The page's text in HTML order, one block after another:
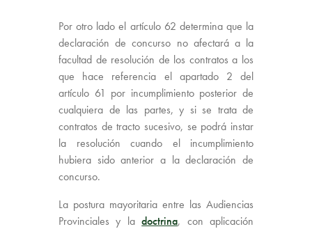
Por otro lado el artículo 62 determina que la
declaración de concurso no afectará a la
facultad de resolución de los contratos a los
que hace referencia el apartado 2 del
artículo 61 por incumplimiento posterior de
cualquiera de las partes, y si se trata de
contratos de tracto sucesivo, se podrá instar
la resolución cuando el incumplimiento
hubiera sido anterior a la declaración de
concurso.
La postura mayoritaria entre las Audiencias
Provinciales y ladoctrina, con aplicación